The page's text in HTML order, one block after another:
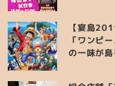
【宴島
「ワンピ
の一味が